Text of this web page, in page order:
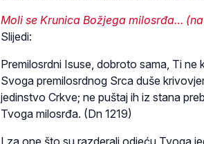
Moli se Krunica Božjega milosrđa…
Slijedi:
Premilosrdni Isuse, dobroto sama, Ti ne
Svoga premilosrdnog Srca duše
jedinstvo Crkve; ne puštaj ih iz stana
Tvoga milosrđa. (Dn 1219)
I za one što su razderali odjeću Tvoga